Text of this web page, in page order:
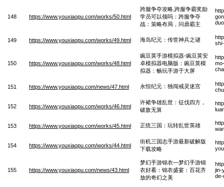
148 https://www.youxiaopu.com/works/50.html
跨服争夺攻略,跨服争霸奖励
学员可以领吗：跨服争夺
战：策略布局，问鼎霸主
149 https://www.youxiaopu.com/works/49.html 海岛纪元：传世神兵之谜
150 https://www.youxiaopu.com/works/48.html
豌豆荚手游模拟器-豌豆荚安
卓模拟器电脑版：豌豆荚模
拟器：畅玩手游于大屏
151 https://www.youxiaopu.com/news/47.html 永恒纪元：独闯戒灵迷宫
152 https://www.youxiaopu.com/works/46.html
许褚争雄乱世：征伐四方，
破敌无算
153 https://www.youxiaopu.com/works/45.html 正统三国：玩转乱世英雄
154 https://www.youxiaopu.com/works/44.html
街机三国志手游最新破解版
下载攻略
155 https://www.youxiaopu.com/news/43.html
梦幻手游锦衣—梦幻手游锦
衣好看：锦衣盛宴：百花齐
放的奇幻之美
jin-
de-